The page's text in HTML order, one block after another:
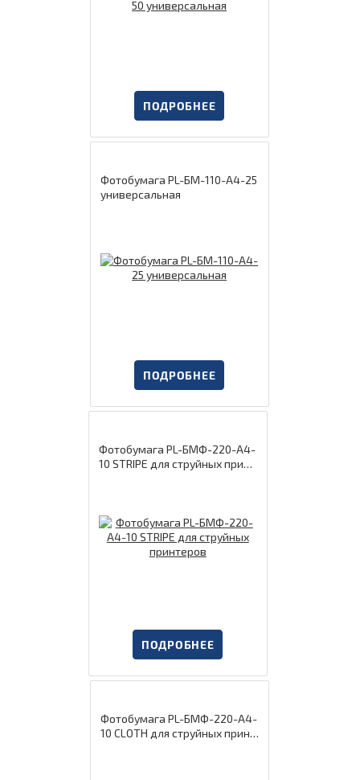
ПОДРОБНЕЕ
Фотобумага PL-БМ-110-А4-25
универсальная
ПОДРОБНЕЕ
Фотобумага PL-БМФ-220-А4-
10 STRIPE для струйных принт
ПОДРОБНЕЕ
Фотобумага PL-БМФ-220-А4-
10 CLOTH для струйных принт